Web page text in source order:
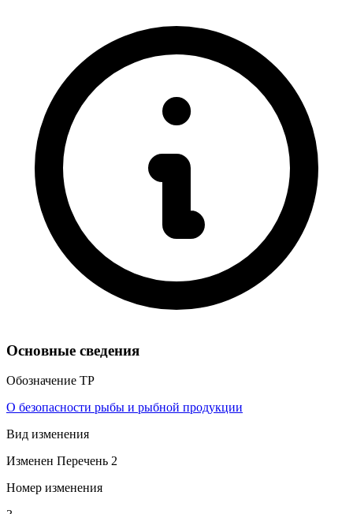
Основные сведения
Обозначение ТР
О безопасности рыбы и рыбной продукции
Вид изменения
Изменен Перечень 2
Номер изменения